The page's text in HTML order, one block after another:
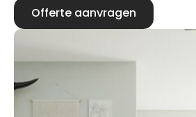
Offerte aanvragen